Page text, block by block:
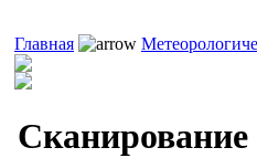
Главная
Сканирование